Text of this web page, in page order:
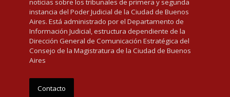
noticias sobre los tribunales de primera y segunda
instancia del Poder Judicial de la Ciudad de Buenos
Aires. Está administrado por el Departamento de
Información Judicial, estructura dependiente de la
Dirección General de Comunicación Estratégica del
Consejo de la Magistratura de la Ciudad de Buenos
Aires
Contacto